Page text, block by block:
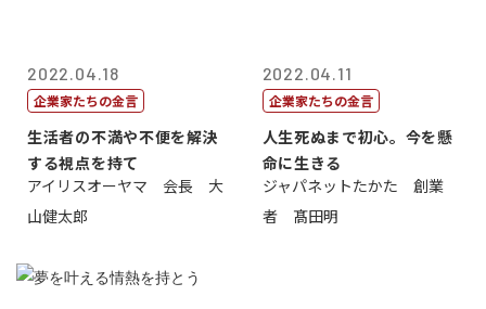
2022.04.18
企業家たちの金言
生活者の不満や不便を解決
する視点を持て
アイリスオーヤマ 会長 大
山健太郎
2022.04.11
企業家たちの金言
人生死ぬまで初心。今を懸
命に生きる
ジャパネットたかた 創業
者 髙田明